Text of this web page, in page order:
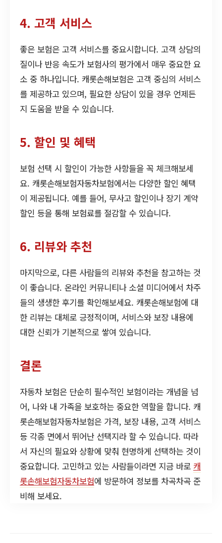
4. 고객 서비스
좋은 보험은 고객 서비스를 중요시합니다. 고객 상담의
질이나 반응 속도가 보험사의 평가에서 매우 중요한 요
소 중 하나입니다. 캐롯손해보험은 고객 중심의 서비스
를 제공하고 있으며, 필요한 상담이 있을 경우 언제든
지 도움을 받을 수 있습니다.
5. 할인 및 혜택
보험 선택 시 할인이 가능한 사항들을 꼭 체크해보세
요. 캐롯손해보험자동차보험에서는 다양한 할인 혜택
이 제공됩니다. 예를 들어, 무사고 할인이나 장기 계약
할인 등을 통해 보험료를 절감할 수 있습니다.
6. 리뷰와 추천
마지막으로, 다른 사람들의 리뷰와 추천을 참고하는 것
이 좋습니다. 온라인 커뮤니티나 소셜 미디어에서 차주
들의 생생한 후기를 확인해보세요. 캐롯손해보험에 대
한 리뷰는 대체로 긍정적이며, 서비스와 보장 내용에
대한 신뢰가 기본적으로 쌓여 있습니다.
결론
자동차 보험은 단순히 필수적인 보험이라는 개념을 넘
어, 나와 내 가족을 보호하는 중요한 역할을 합니다. 캐
롯손해보험자동차보험은 가격, 보장 내용, 고객 서비스
등 각종 면에서 뛰어난 선택지라 할 수 있습니다. 따라
서 자신의 필요와 상황에 맞춰 현명하게 선택하는 것이
중요합니다. 고민하고 있는 사람들이라면 지금 바로 캐
롯손해보험자동차보험에 방문하여 정보를 차곡차곡 준
비해 보세요.